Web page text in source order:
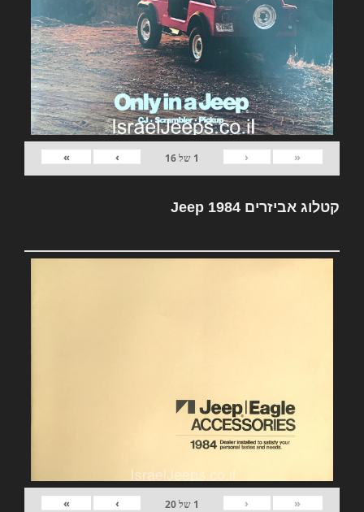
«
‹
1 של16
›
»
קטלוג אביזרים Jeep 1984
«
‹
1 של20
›
»